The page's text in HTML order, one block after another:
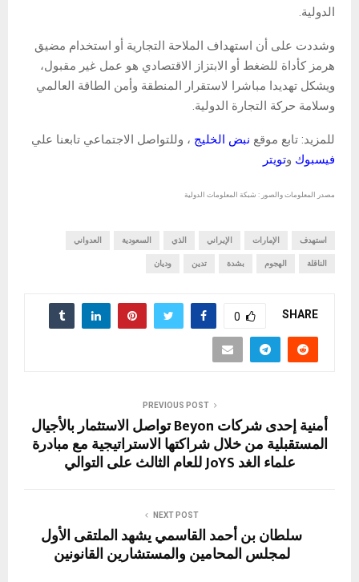
الدولية.
وشددت على أن استهداف الملاحة التجارية أو استخدام مضيق
هرمز كأداة للضغط أو الابتزاز الاقتصادي هو عمل غير مقبول،
ويشكل تهديدا مباشرا لاستقرار المنطقة وأمن الطاقة العالمي
وسلامة حركة التجارة الدولية.
للمزيد: تابع موقع نبض الخليج ، وللتواصل الاجتماعي تابعنا علي
فيسبوك وتويتر
مصدر المعلومات والصور : شبكة المعلومات الدولية
استهدف الإمارات الإيراني الذي السعودية العدواني
الناقلة الهجوم بشدة تدين وديان
SHARE
0
PREVIOUS POST
أمنية إحدى شركات Beyon تواصل الاستثمار بالأجيال
المستقبلية من خلال شراكتها الاستراتيجية مع مبادرة
علماء الغد JoYS للعام الثالث على التوالي
NEXT POST
سلطان بن أحمد القاسمي يشهد الملتقى الأول
لمجلس المحامين والمستشارين القانونين